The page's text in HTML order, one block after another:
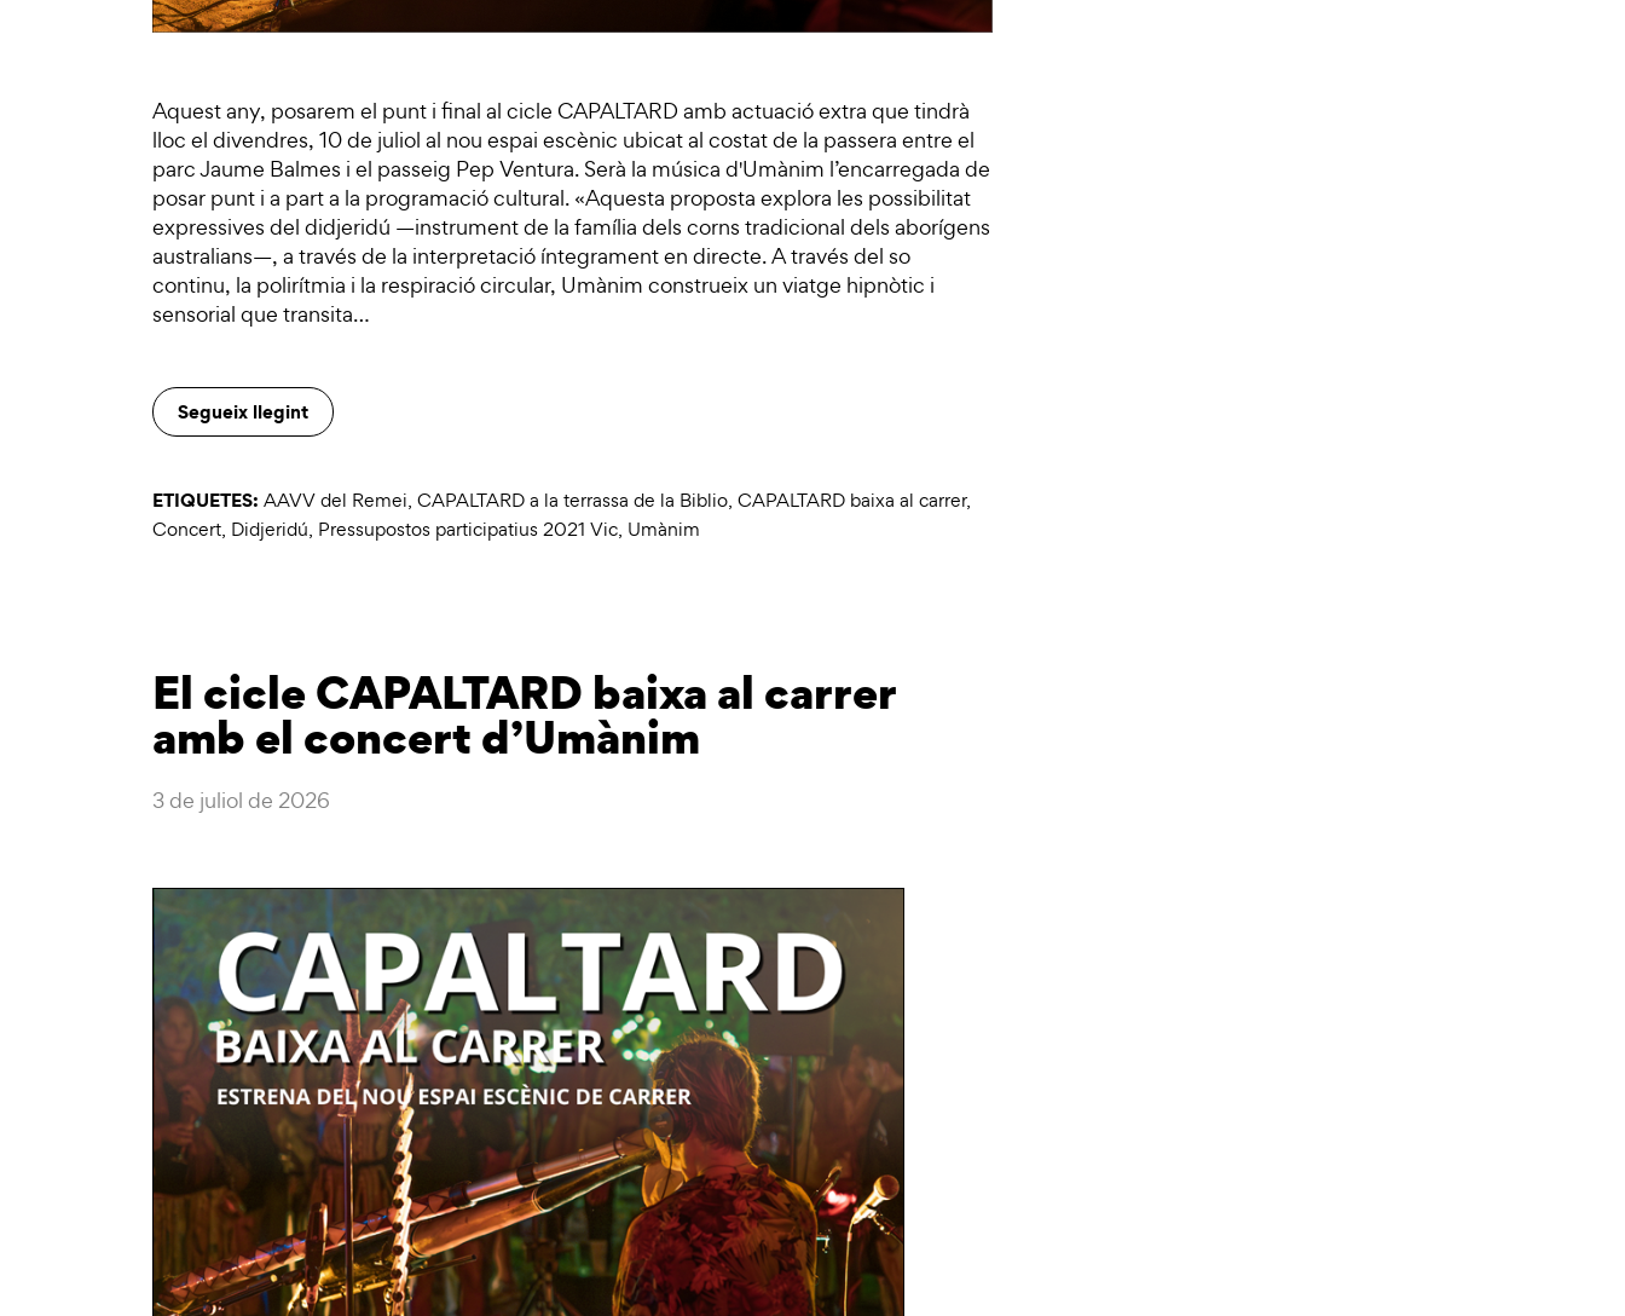
Aquest any, posarem el punt i final al cicle CAPALTARD amb actuació extra que tindrà
lloc el divendres, 10 de juliol al nou espai escènic ubicat al costat de la passera entre el
parc Jaume Balmes i el passeig Pep Ventura. Serà la música d'Umànim l’encarregada de
posar punt i a part a la programació cultural. «Aquesta proposta explora les possibilitat
expressives del didjeridú —instrument de la família dels corns tradicional dels aborígens
australians—, a través de la interpretació íntegrament en directe. A través del so
continu, la polirítmia i la respiració circular, Umànim construeix un viatge hipnòtic i
sensorial que transita…
Segueix llegint
ETIQUETES: AAVV del Remei, CAPALTARD a la terrassa de la Biblio, CAPALTARD baixa al carrer,
Concert, Didjeridú, Pressupostos participatius 2021 Vic, Umànim
El cicle CAPALTARD baixa al carrer
amb el concert d’Umànim
3 de juliol de 2026